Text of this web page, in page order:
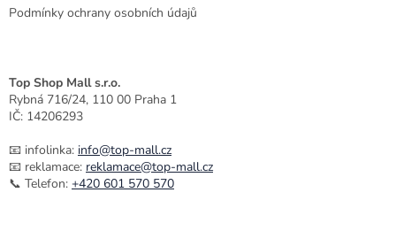
Podmínky ochrany osobních údajů
Top Shop Mall s.r.o.
Rybná 716/24, 110 00 Praha 1
IČ: 14206293
📧 infolinka: info@top-mall.cz
📧 reklamace: reklamace@top-mall.cz
📞 Telefon: +420 601 570 570